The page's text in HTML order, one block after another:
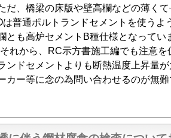
だ、橋梁の床版や壁高欄などの薄く
普通ポルトランドセメントを使うよ
とも高炉セメントB種仕様となって
れから、RC示方書施工編でも注意
ンドセメントよりも断熱温度上昇量
ー等に念の為問い合わせるのが無難